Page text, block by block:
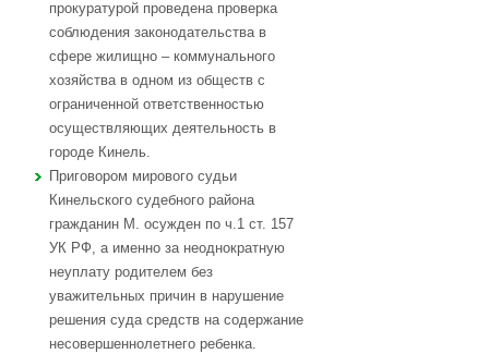
прокуратурой проведена проверка
соблюдения законодательства в
сфере жилищно – коммунального
хозяйства в одном из обществ с
ограниченной ответственностью
осуществляющих деятельность в
городе Кинель.
Приговором мирового судьи
Кинельского судебного района
гражданин М. осужден по ч.1 ст. 157
УК РФ, а именно за неоднократную
неуплату родителем без
уважительных причин в нарушение
решения суда средств на содержание
несовершеннолетнего ребенка.